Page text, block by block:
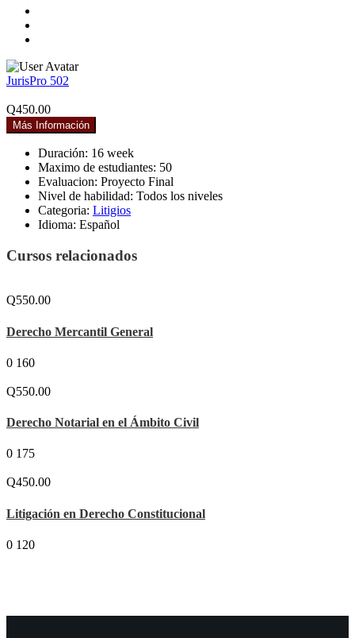
JurisPro 502
Q450.00
Más Información
Duración: 16 week
Maximo de estudiantes: 50
Evaluacion: Proyecto Final
Nivel de habilidad: Todos los niveles
Categoria: Litigios
Idioma: Español
Cursos relacionados
Q550.00
Derecho Mercantil General
0 160
Q550.00
Derecho Notarial en el Ámbito Civil
0 175
Q450.00
Litigación en Derecho Constitucional
0 120